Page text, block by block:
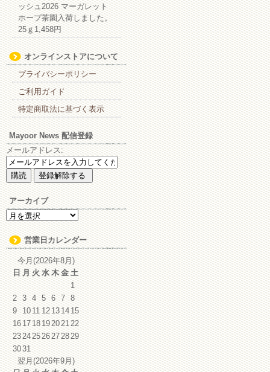
ッシュ2026 マーガレット
ホープ茶園入荷しました。
25ｇ1,458円
オンラインストアについて
プライバシーポリシー
ご利用ガイド
特定商取法に基づく表示
Mayoor News 配信登録
メールアドレス:
アーカイブ
ア
ー
カ
イ
ブ
営業日カレンダー
今月(2026年8月)
日 月 火 水 木 金 土
1
2 3 4 5 6 7 8
9 1011 12131415
16171819202122
23242526272829
3031
翌月(2026年9月)